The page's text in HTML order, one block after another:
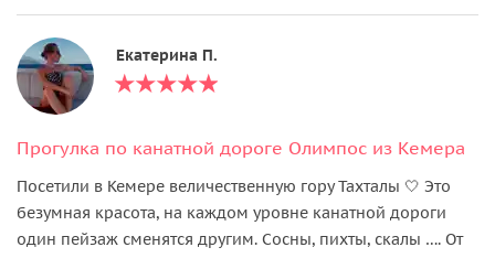
Екатерина П.
Прогулка по канатной дороге Олимпос из Кемера
Посетили в Кемере величественную гору Тахталы 🤍 Это
безумная красота, на каждом уровне канатной дороги
один пейзаж сменятся другим. Сосны, пихты, скалы …. От